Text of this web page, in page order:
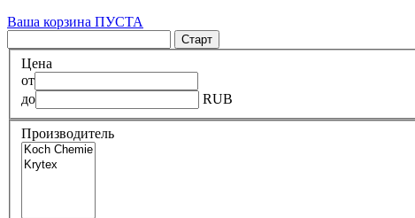
Ваша корзина ПУСТА
Цена
от
до
RUB
Производитель